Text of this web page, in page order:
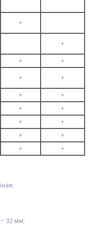
+
+
+
+
+ +
+
+
+
+
+
+
+
+
+ +
32 мм;